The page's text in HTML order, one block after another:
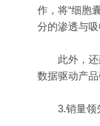
作，将“细胞
分的渗透与吸
此外，还建
数据驱动产品
3.销量领先